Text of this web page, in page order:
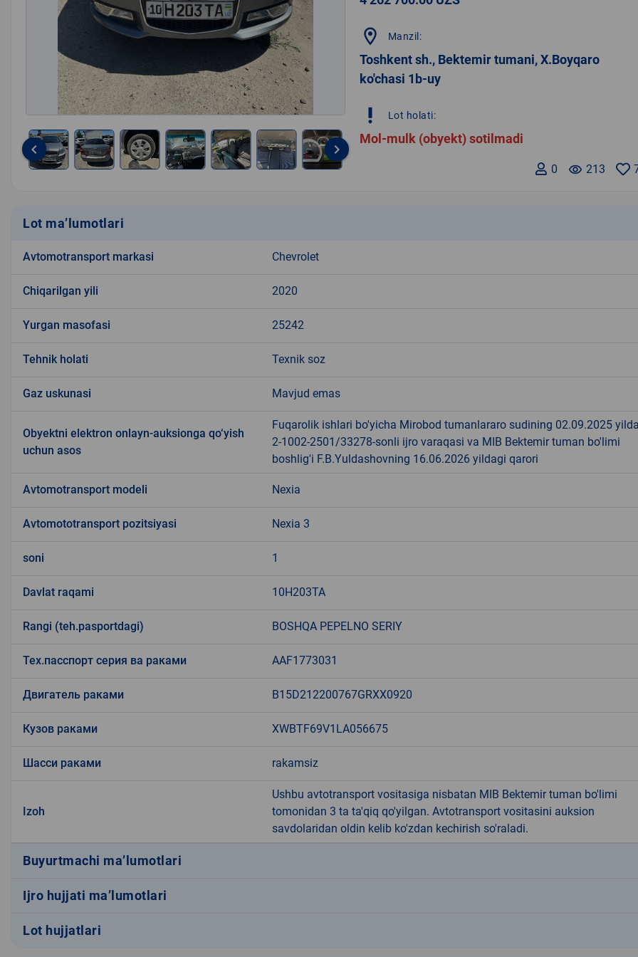
12
keyboard_arrow_left keyboard_arrow_right
location_on Manzil:
Toshkent sh., Bektemir tumani, X.Boyqaro
ko'chasi 1b-uy
priority_high Lot holati:
Mol-mulk (obyekt) sotilmadi
remove_red_eye 213
0
Lot ma’lumotlari
Avtomotransport markasi Chevrolet
Chiqarilgan yili 2020
Yurgan masofasi 25242
Tehnik holati Texnik soz
Gaz uskunasi Mavjud emas
Obyektni elektron onlayn-auksionga qo‘yish
uchun asos
Fuqarolik ishlari bo'yicha Mirobod tumanlararo sudining 02.09.2025
2-1002-2501/33278-sonli ijro varaqasi va MIB Bektemir tuman bo'limi
boshlig'i F.B.Yuldashovning 16.06.2026 yildagi qarori
Avtomotransport modeli Nexia
Avtomototransport pozitsiyasi Nexia 3
soni 1
Davlat raqami 10H203TA
Rangi (teh.pasportdagi) BOSHQA PEPELNO SERIY
Тех.пасспорт серия ва раками AAF1773031
Двигатель раками B15D212200767GRXX0920
Кузов раками XWBTF69V1LA056675
Шасси раками rakamsiz
Izoh
Ushbu avtotransport vositasiga nisbatan MIB Bektemir tuman bo'limi
tomonidan 3 ta ta'qiq qo'yilgan. Avtotransport vositasini auksion
savdolaridan oldin kelib ko'zdan kechirish so'raladi.
Buyurtmachi ma’lumotlari
Ijro hujjati ma’lumotlari
Lot hujjatlari